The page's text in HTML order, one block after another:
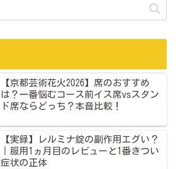
【京都芸術花火2026】席のおすすめ
は？一番悩むコース前イス席vsスタン
ド席ならどっち？本音比較！
【実録】レルミナ錠の副作用エグい？
｜服用1ヵ月目のレビューと1番きつい
症状の正体